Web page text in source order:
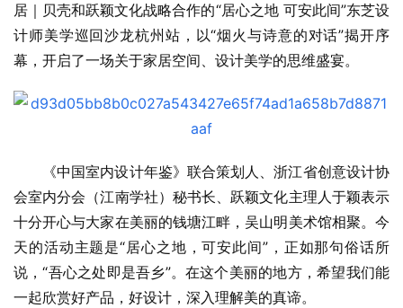
居｜贝壳和跃颖文化战略合作的“居心之地 可安此间”东芝设
计师美学巡回沙龙杭州站，以“烟火与诗意的对话”揭开序
幕，开启了一场关于家居空间、设计美学的思维盛宴。
《中国室内设计年鉴》联合策划人、浙江省创意设计协
会室内分会（江南学社）秘书长、跃颖文化主理人于颖表示
十分开心与大家在美丽的钱塘江畔，吴山明美术馆相聚。今
天的活动主题是“居心之地，可安此间”，正如那句俗话所
说，“吾心之处即是吾乡”。在这个美丽的地方，希望我们能
一起欣赏好产品，好设计，深入理解美的真谛。